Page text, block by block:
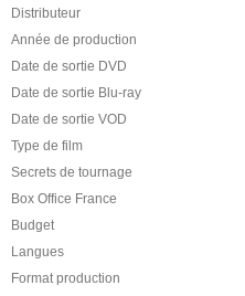
Distributeur
Année de production
Date de sortie DVD
Date de sortie Blu-ray
Date de sortie VOD
Type de film
Secrets de tournage
Box Office France
Budget
Langues
Format production